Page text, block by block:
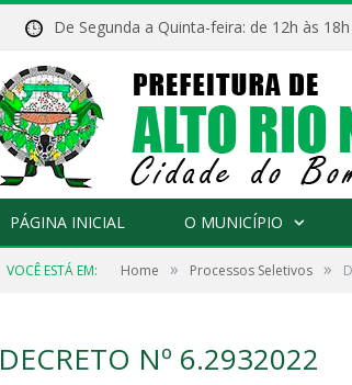
De Segunda a Quinta-feira: de 12h às
PÁGINA INICIAL O MUNICÍPIO
VOCÊ ESTÁ EM: Home » Processos Seletivos »
DECRETO Nº 6.2932022